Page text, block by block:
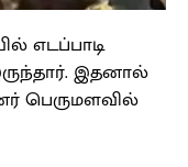
எடப்பாடி
இதனால்
பெருமளவில்